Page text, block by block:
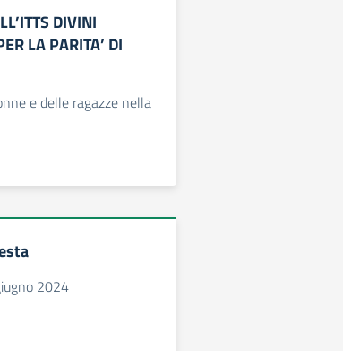
DIVINI
LA PARITA’ DI
e delle ragazze nella
2024